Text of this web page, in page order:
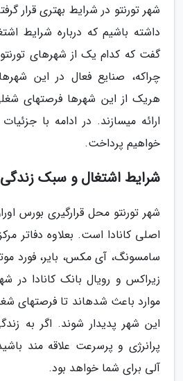
شهر تورنتو در شرایط بهتری قرار
داشته باشیم که درباره شرایط
گفت که کدام یک از شهرهای تورنتو
چراکه، صنایع فعال در این
هریک از این شهرها فرصت­های
ارائه می­سازند. در ادامه با
خواهیم پرداخت.
شرایط اشتغال و سبک زندگی
اصلی کانادا است. بعلاوه دفاتر
سامسونگ، آی مکس، بایر، فورد
زیراکس و رویال بانک کانادا در
موارد باعث شده­اند تا فرصت­های
این شهر پدیدار شوند. اگر به
پرانرژی و پرسرعت علاقه­ مند
آلی برای شما خواهد بود.